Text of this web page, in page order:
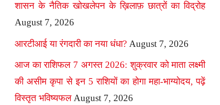
शासन के नैतिक खोखलेपन के ख़िलाफ़ छात्रों का विद्रोह
August 7, 2026
आरटीआई या रंगदारी का नया धंधा? August 7, 2026
आज का राशिफल 7 अगस्त 2026: शुक्रवार को माता लक्ष्मी
की असीम कृपा से इन 5 राशियों का होगा महा-भाग्योदय, पढ़ें
विस्तृत भविष्यफल August 7, 2026